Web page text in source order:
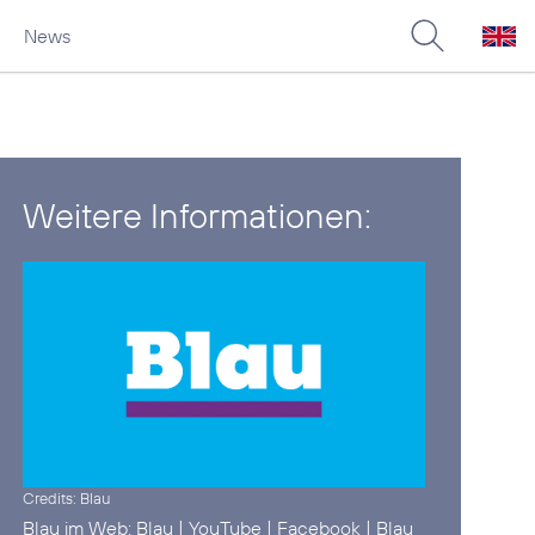
News
Weitere Informationen:
Credits: Blau
Blau im Web: Blau |YouTube | Facebook | Blau